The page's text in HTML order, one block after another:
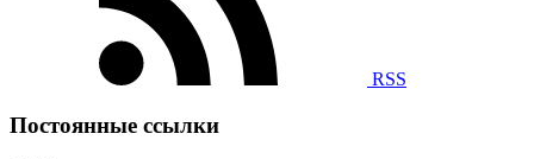
RSS
Постоянные ссылки